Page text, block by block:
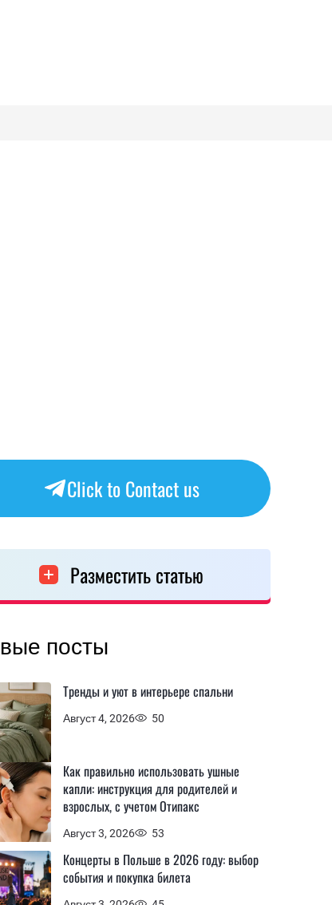
Click to Contact us
Разместить статью
посты
Август 4, 2026 50
Тренды и уют в интерьере спальни
Август 3, 2026 53
Как правильно использовать ушные
капли: инструкция для родителей и
взрослых, с учетом Отипакс
Концерты в Польше в 2026 году: выбор
события и покупка билета